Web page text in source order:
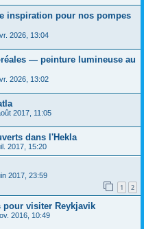
inspiration pour nos pompes
2026, 13:04
— peinture lumineuse au
2026, 13:02
2017, 11:05
dans l'Hekla
2017, 15:20
2017, 23:59
1 2
pour visiter Reykjavik
2016, 10:49